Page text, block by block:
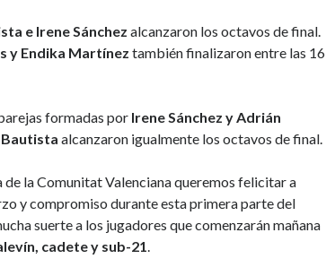
e Irene Sánchez alcanzaron los octavos de final.
y Endika Martínez también finalizaron entre las 16
formadas por Irene Sánchez y Adrián
Bautista alcanzaron igualmente los octavos de final.
de la Comunitat Valenciana queremos felicitar a
y compromiso durante esta primera parte del
suerte a los jugadores que comenzarán mañana
cadete y sub-21.